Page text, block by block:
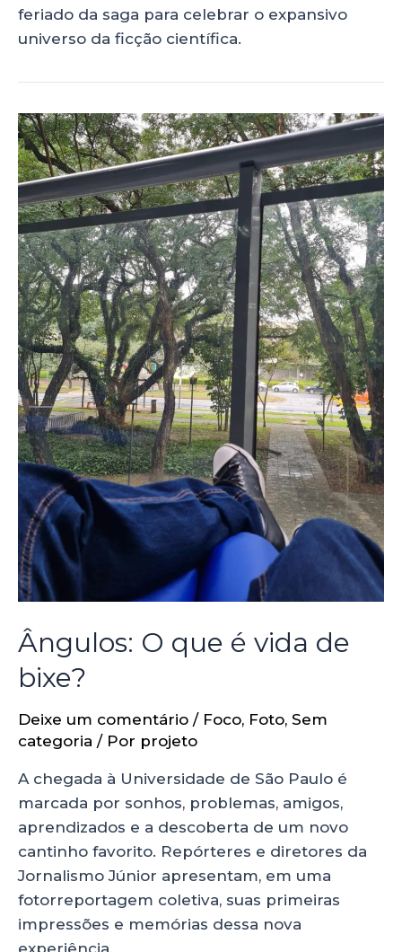
feriado da saga para celebrar o expansivo
universo da ficção científica.
Ângulos: O que é vida de
bixe?
Deixe um comentário / Foco, Foto, Sem
categoria / Por projeto
A chegada à Universidade de São Paulo é
marcada por sonhos, problemas, amigos,
aprendizados e a descoberta de um novo
cantinho favorito. Repórteres e diretores da
Jornalismo Júnior apresentam, em uma
fotorreportagem coletiva, suas primeiras
impressões e memórias dessa nova
experiência.